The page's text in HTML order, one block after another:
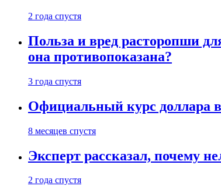
2 года спустя
Польза и вред расторопши
она противопоказана?
3 года спустя
Официальный курс доллара
8 месяцев спустя
Эксперт рассказал, почему
2 года спустя